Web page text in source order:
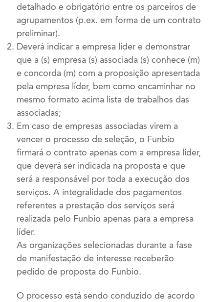
detalhado e obrigatório entre os parceiros de
agrupamentos (p.ex. em forma de um contrato
preliminar).
Deverá indicar a empresa líder e demonstrar
que a (s) empresa (s) associada (s) conhece (m)
e concorda (m) com a proposição apresentada
pela empresa líder, bem como encaminhar no
mesmo formato acima lista de trabalhos das
associadas;
Em caso de empresas associadas virem a
vencer o processo de seleção, o Funbio
firmará o contrato apenas com a empresa líder,
que deverá ser indicada na proposta e que
será a responsável por toda a execução dos
serviços. A integralidade dos pagamentos
referentes a prestação dos serviços será
realizada pelo Funbio apenas para a empresa
líder.
As organizações selecionadas durante a fase
de manifestação de interesse receberão
pedido de proposta do Funbio.
O processo está sendo conduzido de acordo